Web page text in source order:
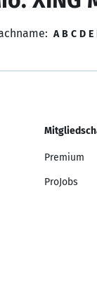
A B C D E
Premium
ProJobs